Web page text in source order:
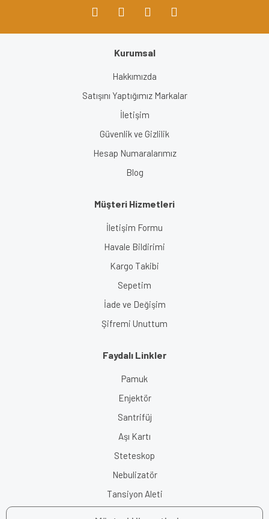
Kurumsal
Hakkımızda
Satışını Yaptığımız Markalar
İletişim
Güvenlik ve Gizlilik
Hesap Numaralarımız
Blog
Müşteri Hizmetleri
İletişim Formu
Havale Bildirimi
Kargo Takibi
Sepetim
İade ve Değişim
Şifremi Unuttum
Faydalı Linkler
Pamuk
Enjektör
Santrifüj
Aşı Kartı
Steteskop
Nebulizatör
Tansiyon Aleti